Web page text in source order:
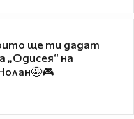
ще ти дадат
„Одисея“ на